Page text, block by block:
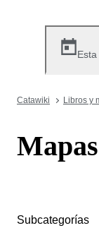
Catawiki Libros y
Mapas
Subcategorías